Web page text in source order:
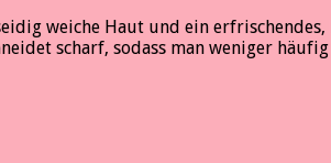
weiche Haut und ein
scharf, sodass man weniger